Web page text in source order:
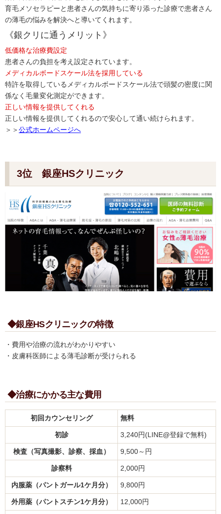
育毛メソセラピーと患者さんの気持ちに寄り添った診療で患者さん
の薄毛の悩みを解決へと導いてくれます。
《銀クリに通うメリット》
低価格な治療費設定
患者さんの負担を考え設定されています。
メディカルボードスケール法を採用している
特許を取得しているメディカルボードスケール法で頭髪の密度に関
係なく毛量変化測定ができます。
正しい情報を提供してくれる
正しい情報を提供してくれるので安心して通い続けられます。
＞＞公式ホームページへ
3位 銀座HSクリニック
◆銀座HSクリニックの特徴
・費用や治療の流れがわかりやすい
・皮膚科医師による薄毛診断が受けられる
◆治療にかかる主な費用
初回カウンセリング 無料
初診 3,240円(LINE@登録で無料)
検査（写真撮影、診察、採血） 9,500～円
診察料 2,000円
内服薬（パントガール1ケ月分） 9,800円
外用薬（パントスチン1ケ月分） 12,000円